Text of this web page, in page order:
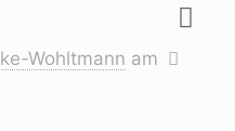
Wohltmann am